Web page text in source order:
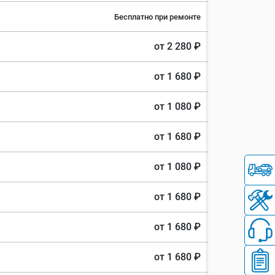
Бесплатно при ремонте
от 2 280 ₽
от 1 680 ₽
от 1 080 ₽
от 1 680 ₽
от 1 080 ₽
от 1 680 ₽
от 1 680 ₽
от 1 680 ₽